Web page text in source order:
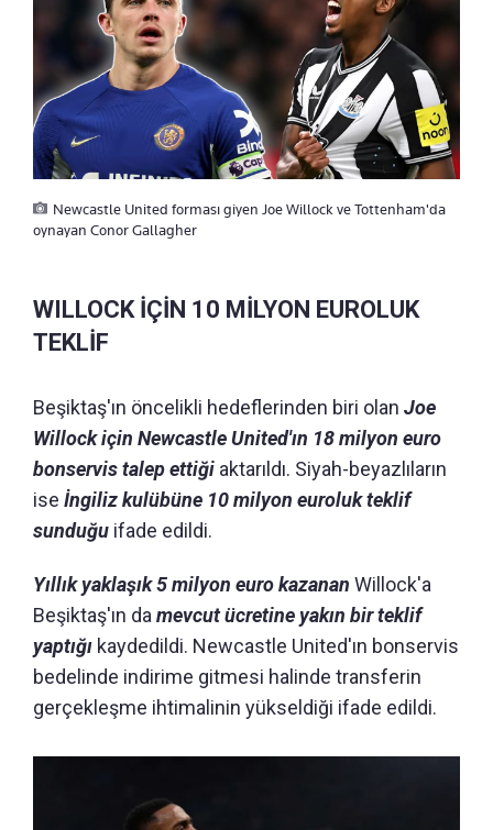
Newcastle United forması giyen Joe Willock ve Tottenham'da
oynayan Conor Gallagher
WILLOCK İÇİN 10 MİLYON EUROLUK
TEKLİF
Beşiktaş'ın öncelikli hedeflerinden biri olan Joe
Willock için Newcastle United'ın 18 milyon euro
bonservis talep ettiği aktarıldı. Siyah-beyazlıların
ise İngiliz kulübüne 10 milyon euroluk teklif
sunduğu ifade edildi.
Yıllık yaklaşık 5 milyon euro kazanan Willock'a
Beşiktaş'ın damevcut ücretine yakın bir teklif
yaptığı kaydedildi. Newcastle United'ın bonservis
bedelinde indirime gitmesi halinde transferin
gerçekleşme ihtimalinin yükseldiği ifade edildi.